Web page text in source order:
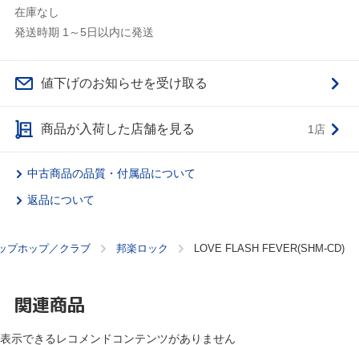
在庫なし
発送時期 1～5日以内に発送
値下げのお知らせを受け取る
商品が入荷した店舗を見る 1店
中古商品の品質・付属品について
返品について
プホップ／クラブ 邦楽ロック LOVE FLASH FEVER(SHM-CD)
関連商品
表示できるレコメンドコンテンツがありません